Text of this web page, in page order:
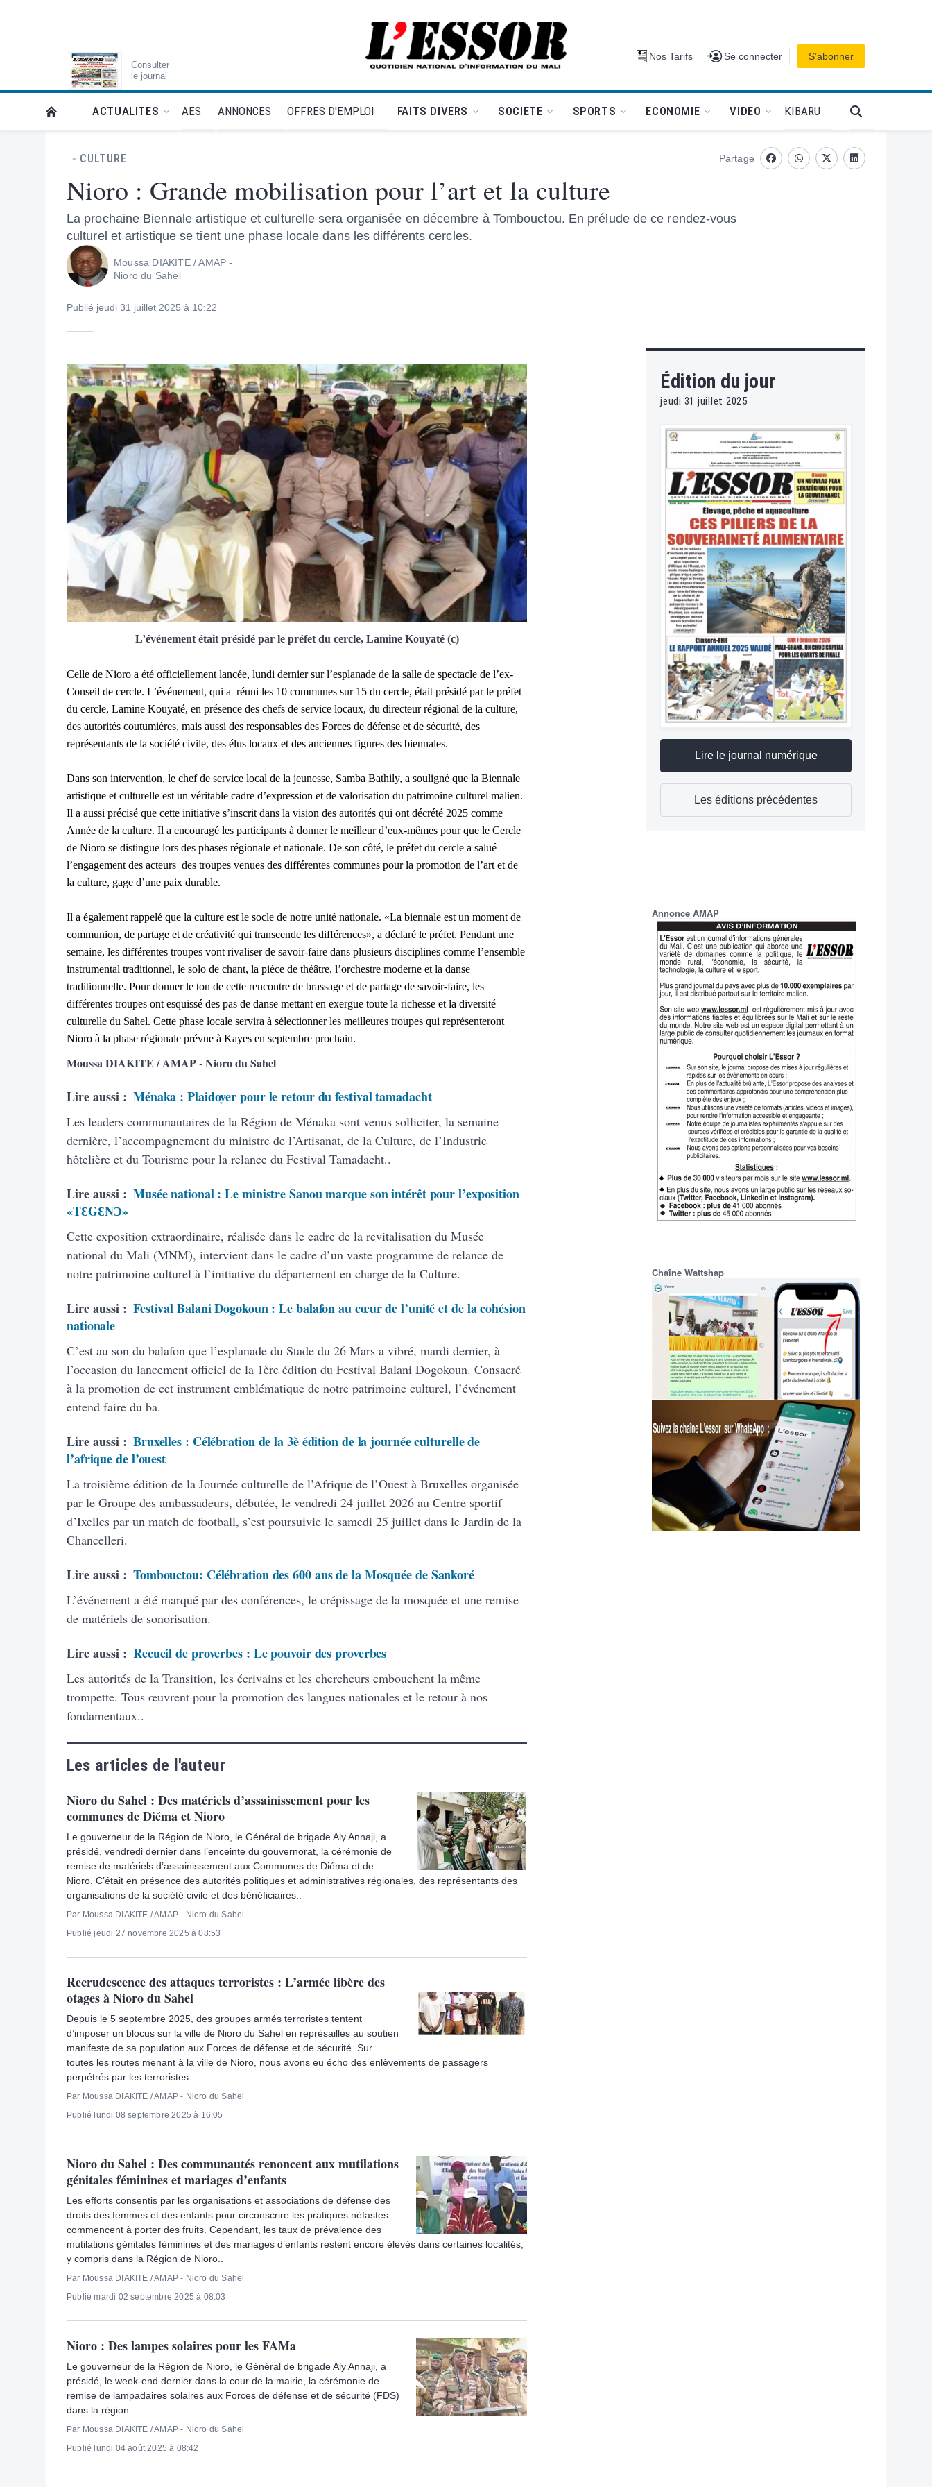
Consulter
le journal
L'Essor - retour à la une Nos Tarifs Se connecter
Se connecter S’abonner
RETOUR À LA PAGE D’ACCUEIL DE L'ESSOR
ACTUALITES AES ANNONCES OFFRES D'EMPLOI FAITS DIVERS SOCIETE SPORTS ECONOMIE VIDEO KIBARU
CULTURE
Nioro : Grande mobilisation pour l’art et la culture
La prochaine Biennale artistique et culturelle sera organisée en décembre à Tombouctou. En prélude de ce rendez-vous
culturel et artistique se tient une phase locale dans les différents cercles.
Moussa DIAKITE / AMAP -
Nioro du Sahel
Publié jeudi 31 juillet 2025 à 10:22
Partage
FacebookwhatsappTwitterLinkedin
L’événement était présidé par le préfet du cercle, Lamine Kouyaté (c)
Celle de Nioro a été officiellement lancée, lundi dernier sur l’esplanade de la salle de spectacle de l’ex-
Conseil de cercle. L’événement, qui a réuni les 10 communes sur 15 du cercle, était présidé par le préfet
du cercle, Lamine Kouyaté, en présence des chefs de service locaux, du directeur régional de la culture,
des autorités coutumières, mais aussi des responsables des Forces de défense et de sécurité, des
représentants de la société civile, des élus locaux et des anciennes figures des biennales.
Dans son intervention, le chef de service local de la jeunesse, Samba Bathily, a souligné que la Biennale
artistique et culturelle est un véritable cadre d’expression et de valorisation du patrimoine culturel malien.
Il a aussi précisé que cette initiative s’inscrit dans la vision des autorités qui ont décrété 2025 comme
Année de la culture. Il a encouragé les participants à donner le meilleur d’eux-mêmes pour que le Cercle
de Nioro se distingue lors des phases régionale et nationale. De son côté, le préfet du cercle a salué
l’engagement des acteurs des troupes venues des différentes communes pour la promotion de l’art et de
la culture, gage d’une paix durable.
Il a également rappelé que la culture est le socle de notre unité nationale. «La biennale est un moment de
communion, de partage et de créativité qui transcende les différences», a déclaré le préfet. Pendant une
semaine, les différentes troupes vont rivaliser de savoir-faire dans plusieurs disciplines comme l’ensemble
instrumental traditionnel, le solo de chant, la pièce de théâtre, l’orchestre moderne et la danse
traditionnelle. Pour donner le ton de cette rencontre de brassage et de partage de savoir-faire, les
différentes troupes ont esquissé des pas de danse mettant en exergue toute la richesse et la diversité
culturelle du Sahel. Cette phase locale servira à sélectionner les meilleures troupes qui représenteront
Nioro à la phase régionale prévue à Kayes en septembre prochain.
Moussa DIAKITE / AMAP - Nioro du Sahel
Lire aussi : Ménaka : Plaidoyer pour le retour du festival tamadacht
Les leaders communautaires de la Région de Ménaka sont venus solliciter, la semaine
dernière, l’accompagnement du ministre de l’Artisanat, de la Culture, de l’Industrie
hôtelière et du Tourisme pour la relance du Festival Tamadacht..
Lire aussi : Musée national : Le ministre Sanou marque son intérêt pour l’exposition
«TƐGƐNƆ»
Cette exposition extraordinaire, réalisée dans le cadre de la revitalisation du Musée
national du Mali (MNM), intervient dans le cadre d’un vaste programme de relance de
notre patrimoine culturel à l’initiative du département en charge de la Culture.
Lire aussi : Festival Balani Dogokoun : Le balafon au cœur de l’unité et de la cohésion
nationale
C’est au son du balafon que l’esplanade du Stade du 26 Mars a vibré, mardi dernier, à
l’occasion du lancement officiel de la 1ère édition du Festival Balani Dogokoun. Consacré
à la promotion de cet instrument emblématique de notre patrimoine culturel, l’événement
entend faire du ba.
Lire aussi : Bruxelles : Célébration de la 3è édition de la journée culturelle de
l’afrique de l’ouest
La troisième édition de la Journée culturelle de l’Afrique de l’Ouest à Bruxelles organisée
par le Groupe des ambassadeurs, débutée, le vendredi 24 juillet 2026 au Centre sportif
d’Ixelles par un match de football, s’est poursuivie le samedi 25 juillet dans le Jardin de la
Chancelleri.
Lire aussi : Tombouctou: Célébration des 600 ans de la Mosquée de Sankoré
L’événement a été marqué par des conférences, le crépissage de la mosquée et une remise
de matériels de sonorisation.
Lire aussi : Recueil de proverbes : Le pouvoir des proverbes
Les autorités de la Transition, les écrivains et les chercheurs embouchent la même
trompette. Tous œuvrent pour la promotion des langues nationales et le retour à nos
fondamentaux..
Les articles de l'auteur
Nioro du Sahel : Des matériels d’assainissement pour les
communes de Diéma et Nioro
Le gouverneur de la Région de Nioro, le Général de brigade Aly Annaji, a
présidé, vendredi dernier dans l’enceinte du gouvernorat, la cérémonie de
remise de matériels d’assainissement aux Communes de Diéma et de
Nioro. C’était en présence des autorités politiques et administratives régionales, des représentants des
organisations de la société civile et des bénéficiaires..
Par Moussa DIAKITE / AMAP - Nioro du Sahel
Publié jeudi 27 novembre 2025 à 08:53
Recrudescence des attaques terroristes : L’armée libère des
otages à Nioro du Sahel
Depuis le 5 septembre 2025, des groupes armés terroristes tentent
d’imposer un blocus sur la ville de Nioro du Sahel en représailles au soutien
manifeste de sa population aux Forces de défense et de sécurité. Sur
toutes les routes menant à la ville de Nioro, nous avons eu écho des enlèvements de passagers
perpétrés par les terroristes..
Par Moussa DIAKITE / AMAP - Nioro du Sahel
Publié lundi 08 septembre 2025 à 16:05
Nioro du Sahel : Des communautés renoncent aux mutilations
génitales féminines et mariages d’enfants
Les efforts consentis par les organisations et associations de défense des
droits des femmes et des enfants pour circonscrire les pratiques néfastes
commencent à porter des fruits. Cependant, les taux de prévalence des
mutilations génitales féminines et des mariages d’enfants restent encore élevés dans certaines localités,
y compris dans la Région de Nioro..
Par Moussa DIAKITE / AMAP - Nioro du Sahel
Publié mardi 02 septembre 2025 à 08:03
Nioro : Des lampes solaires pour les FAMa
Le gouverneur de la Région de Nioro, le Général de brigade Aly Annaji, a
présidé, le week-end dernier dans la cour de la mairie, la cérémonie de
remise de lampadaires solaires aux Forces de défense et de sécurité (FDS)
dans la région..
Par Moussa DIAKITE / AMAP - Nioro du Sahel
Publié lundi 04 août 2025 à 08:42
Édition du jour
jeudi 31 juillet 2025
Lire le journal numérique
Les éditions précédentes
Annonce AMAP
Chaîne Wattshap